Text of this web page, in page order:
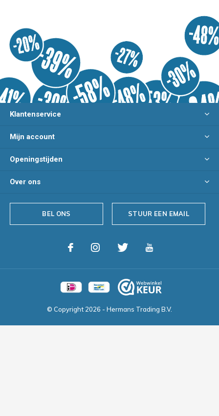
Klantenservice
Mijn account
Openingstijden
Over ons
BEL ONS STUUR EEN EMAIL
© Copyright 2026 - Hermans Trading B.V.